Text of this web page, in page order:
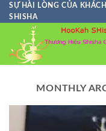
Skip
to
content
SỰ HÀI LÒNG CỦA
SHISHA
MONTHLY